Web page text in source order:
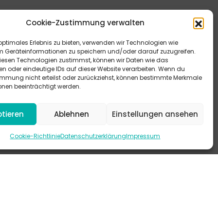
Cookie-Zustimmung verwalten
Erlebnis zu bieten, verwenden wir Technologien wie
Geräteinformationen zu speichern und/oder darauf zuzugreifen.
Technologien zustimmst, können wir Daten wie das
oder eindeutige IDs auf dieser Website verarbeiten. Wenn du
nicht erteilst oder zurückziehst, können bestimmte Merkmale
beeinträchtigt werden.
Ablehnen Einstellungen ansehen
Cookie-RichtlinieDatenschutzerklärungImpressum
Antworten bieten dir unsere FAQ.
mal auf Instagram vorbei.